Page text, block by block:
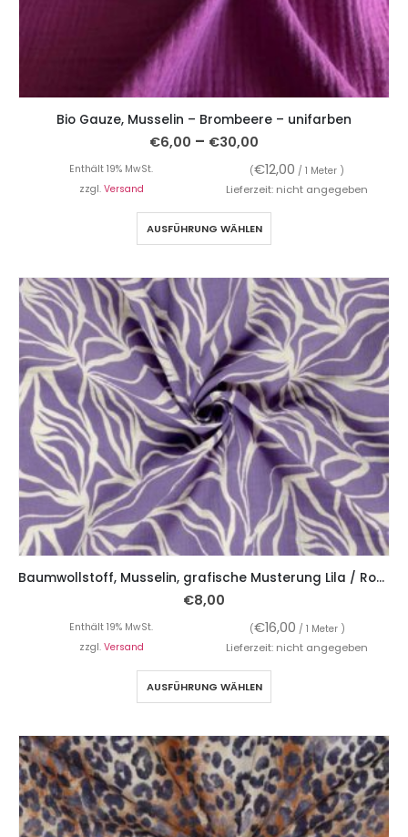
Bio Gauze, Musselin – Brombeere – unifarben
€6,00 – €30,00
Enthält 19% MwSt. (€12,00 / 1 Meter )
zzgl. Versand Lieferzeit: nicht angegeben
AUSFÜHRUNG WÄHLEN
Baumwollstoff, Musselin, grafische Musterung Lila / Rosa
€8,00
Enthält 19% MwSt. (€16,00 / 1 Meter )
zzgl. Versand Lieferzeit: nicht angegeben
AUSFÜHRUNG WÄHLEN